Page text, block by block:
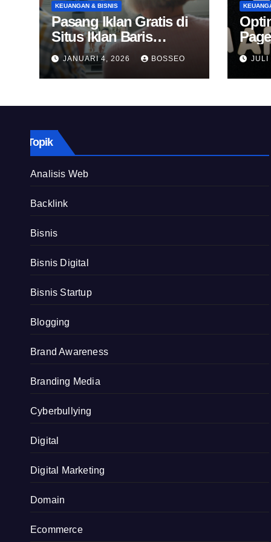
KEUANGAN & BISNIS
Pasang Iklan Gratis di
Situs Iklan Baris
Online
JANUARI 4, 2026 BOSSEO JULI
Topik
Analisis Web
Backlink
Bisnis
Bisnis Digital
Bisnis Startup
Blogging
Brand Awareness
Branding Media
Cyberbullying
Digital
Digital Marketing
Domain
Ecommerce